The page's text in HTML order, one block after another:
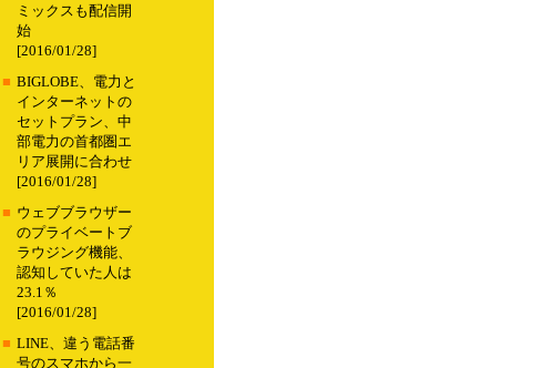
ミックスも配信開
始
[2016/01/28]
■ BIGLOBE、電力と
インターネットの
セットプラン、中
部電力の首都圏エ
リア展開に合わせ
[2016/01/28]
■ ウェブブラウザー
のプライベートブ
ラウジング機能、
認知していた人は
23.1％
[2016/01/28]
■ LINE、違う電話番
号のスマホから一